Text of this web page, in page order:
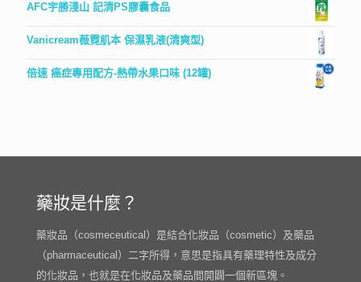
AFC宇勝淺山 記清PS膠囊食品
Vanicream薇霓肌本 保濕乳液(清爽型)
倍速 癌症專用配方-熱帶水果口味 (12罐)
藥妝是什麼？
藥妝品（cosmeceutical）是結合化妝品（cosmetic）及藥品
（pharmaceutical）二字所得，意思是指具有藥理特性及成分
的化妝品，也就是在化妝品及藥品間開闢一個新區塊。